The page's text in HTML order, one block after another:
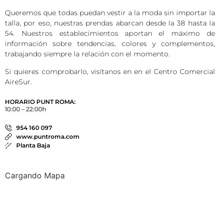
Queremos que todas puedan vestir a la moda sin importar la
talla, por eso, nuestras prendas abarcan desde la 38 hasta la
54. Nuestros establecimientos aportan el máximo de
información sobre tendencias, colores y complementos,
trabajando siempre la relación con el momento.
Si quieres comprobarlo, visítanos en en el Centro Comercial
AireSur.
HORARIO PUNT ROMA:
10:00 – 22:00h
954 160 097
www.puntroma.com
Planta Baja
Cargando Mapa